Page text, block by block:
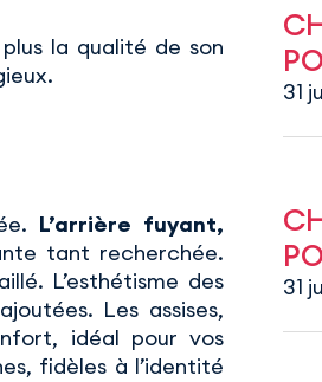
la qualité de son
L’arrière fuyant,
tant recherchée.
L’esthétisme des
Les assises,
idéal pour vos
fidèles à l’identité
31
31